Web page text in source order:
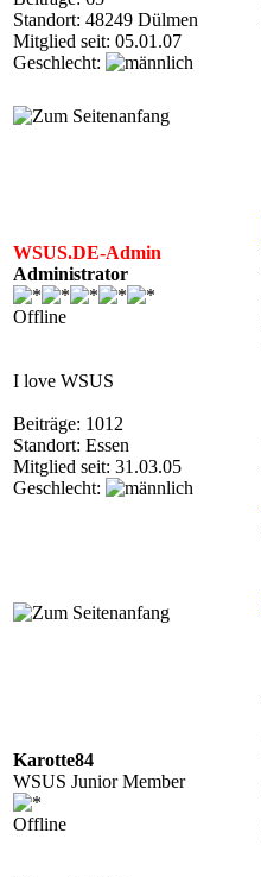
Standort: 48249 Dülmen
Mitglied seit: 05.01.07
Geschlecht:
WSUS.DE-Admin
Administrator
Offline
I love WSUS
Beiträge: 1012
Standort: Essen
Mitglied seit: 31.03.05
Geschlecht:
Karotte84
WSUS Junior Member
Offline